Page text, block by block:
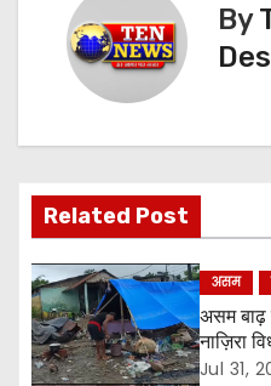
g
a
t
By
Related Post
असम
असम बाढ़
नाज़िरा
Jul 31,